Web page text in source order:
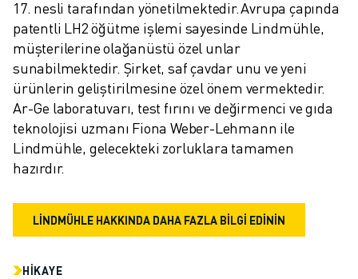
17. nesli tarafından yönetilmektedir. Avrupa çapında
patentli LH2 öğütme işlemi sayesinde Lindmühle,
müşterilerine olağanüstü özel unlar
sunabilmektedir. Şirket, saf çavdar unu ve yeni
ürünlerin geliştirilmesine özel önem vermektedir.
Ar-Ge laboratuvarı, test fırını ve değirmenci ve gıda
teknolojisi uzmanı Fiona Weber-Lehmann ile
Lindmühle, gelecekteki zorluklara tamamen
hazırdır.
LINDMÜHLE HAKKINDA DAHA FAZLA BİLGİ EDİNİN
HIKAYE